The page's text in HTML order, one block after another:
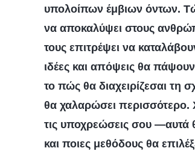
υπολοίπων έμβιων όντων.
να αποκαλύψει στους
τους επιτρέψει να
ιδέες και απόψεις θα
το πώς θα διαχειρίζεσαι τη
θα χαλαρώσει περισσότερο.
τις υποχρεώσεις σου —αυτά
και ποιες μεθόδους θα